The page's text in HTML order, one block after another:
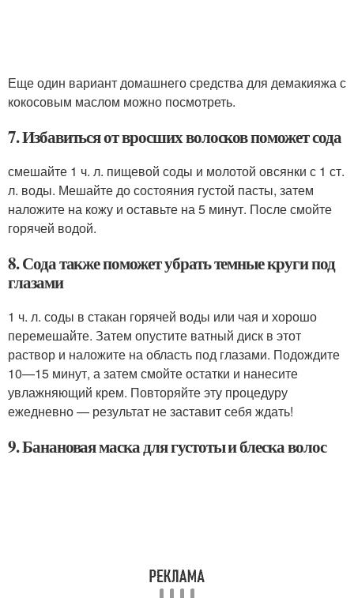
Еще один вариант домашнего средства для демакияжа с
кокосовым маслом можно посмотреть.
7. Избавиться от вросших волосков поможет сода
смешайте 1 ч. л. пищевой соды и молотой овсянки с 1 ст.
л. воды. Мешайте до состояния густой пасты, затем
наложите на кожу и оставьте на 5 минут. После смойте
горячей водой.
8. Сода также поможет убрать темные круги под
глазами
1 ч. л. соды в стакан горячей воды или чая и хорошо
перемешайте. Затем опустите ватный диск в этот
раствор и наложите на область под глазами. Подождите
10—15 минут, а затем смойте остатки и нанесите
увлажняющий крем. Повторяйте эту процедуру
ежедневно — результат не заставит себя ждать!
9. Банановая маска для густоты и блеска волос